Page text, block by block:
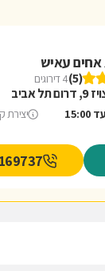
אחים עאיש
(5) 4 דירוגים
תל אביב
יצירת